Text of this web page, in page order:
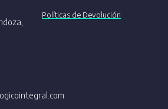
Políticas de Devolución